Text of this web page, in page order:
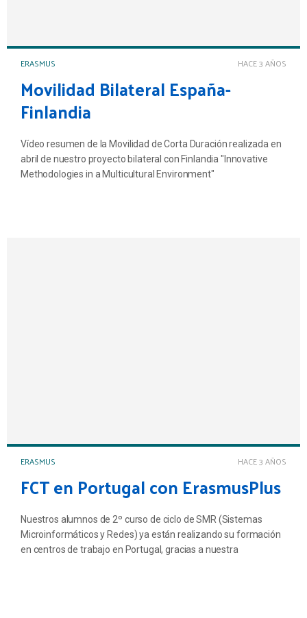
HACE 3 AÑOS
ERASMUS
Movilidad Bilateral España-
Finlandia
Vídeo resumen de la Movilidad de Corta Duración realizada en
abril de nuestro proyecto bilateral con Finlandia "Innovative
Methodologies in a Multicultural Environment"
HACE 3 AÑOS
ERASMUS
FCT en Portugal con ErasmusPlus
Nuestros alumnos de 2º curso de ciclo de SMR (Sistemas
Microinformáticos y Redes) ya están realizando su formación
en centros de trabajo en Portugal, gracias a nuestra